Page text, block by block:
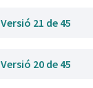
Versió 21 de 45
Versió 20 de 45